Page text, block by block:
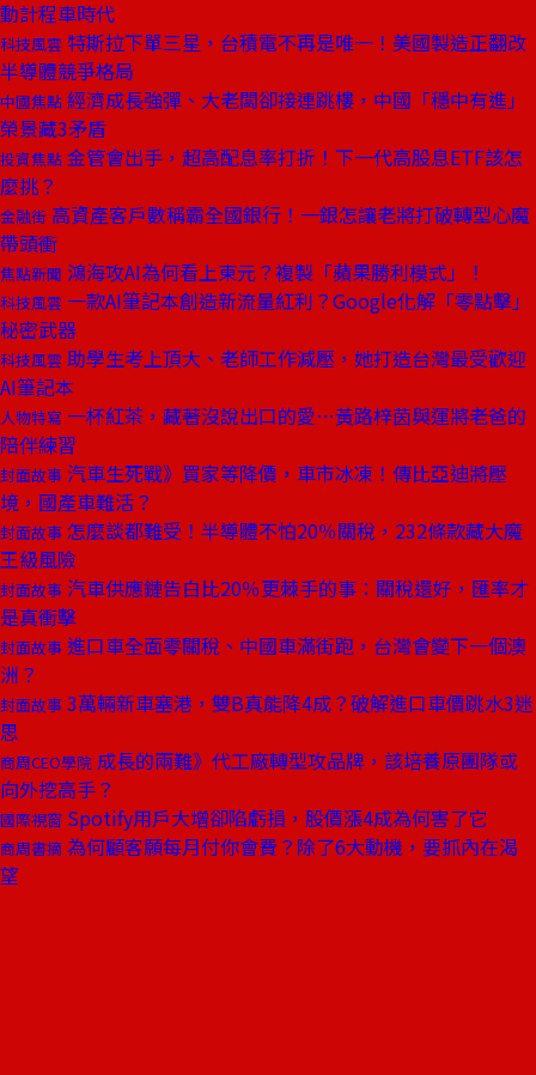
動計程車時代
科技風雲 特斯拉下單三星，台積電不再是唯一！美國製造正翻改
半導體競爭格局
中國焦點 經濟成長強彈、大老闆卻接連跳樓，中國「穩中有進」
榮景藏3矛盾
投資焦點 金管會出手，超高配息率打折！下一代高股息ETF該怎
麼挑？
金融街 高資產客戶數稱霸全國銀行！一銀怎讓老將打破轉型心魔
帶頭衝
焦點新聞 鴻海攻AI為何看上東元？複製「蘋果勝利模式」！
科技風雲 一款AI筆記本創造新流量紅利？Google化解「零點擊」
秘密武器
科技風雲 助學生考上頂大、老師工作減壓，她打造台灣最受歡迎
AI筆記本
人物特寫 一杯紅茶，藏著沒說出口的愛…黃路梓茵與運將老爸的
陪伴練習
封面故事 汽車生死戰》買家等降價，車市冰凍！傳比亞迪將壓
境，國產車難活？
封面故事 怎麼談都難受！半導體不怕20％關稅，232條款藏大魔
王級風險
封面故事 汽車供應鏈告白比20％更棘手的事：關稅還好，匯率才
是真衝擊
封面故事 進口車全面零關稅、中國車滿街跑，台灣會變下一個澳
洲？
封面故事 3萬輛新車塞港，雙B真能降4成？破解進口車價跳水3迷
思
商周CEO學院 成長的兩難》代工廠轉型攻品牌，該培養原團隊或
向外挖高手？
國際視窗 Spotify用戶大增卻陷虧損，股價漲4成為何害了它
商周書摘 為何顧客願每月付你會費？除了6大動機，要抓內在渴
望